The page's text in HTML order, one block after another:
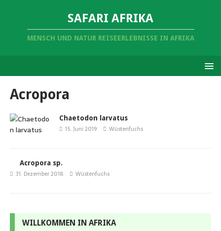
SAFARI AFRIKA
MENSCH UND NATUR REISEERLEBNISSE IN AFRIKA
Acropora
Chaetodon larvatus
15. Juni 2019 Wüstenfuchs
Acropora sp.
31. Dezember 2018 Wüstenfuchs
WILLKOMMEN IN AFRIKA